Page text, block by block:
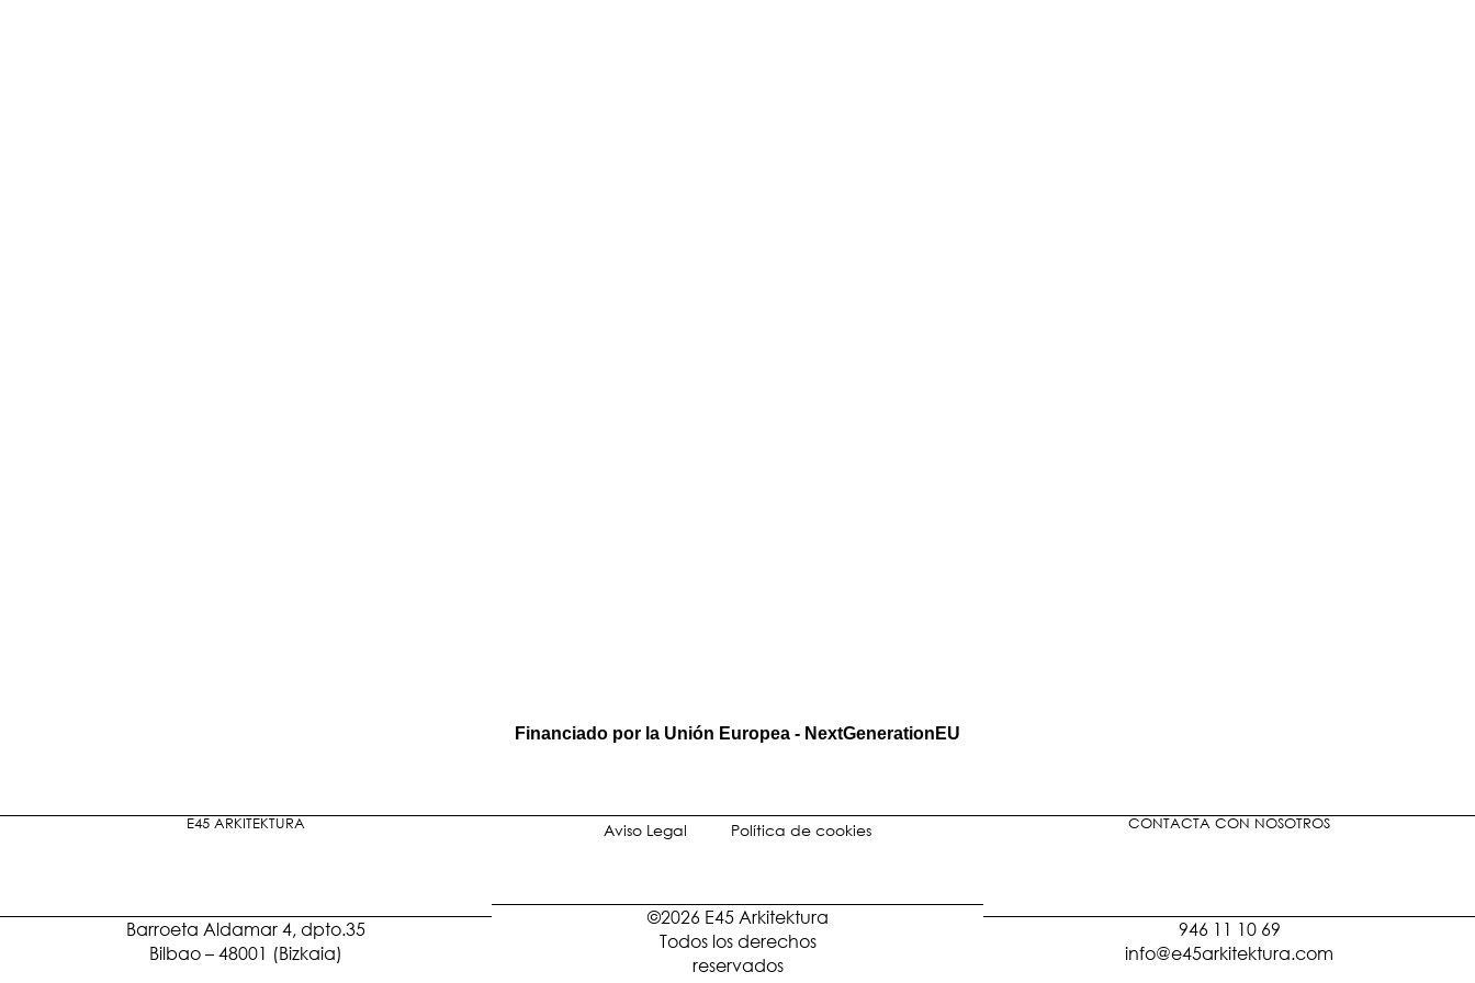
Financiado por la Unión Europea - NextGenerationEU
E45 ARKITEKTURA
Barroeta Aldamar 4, dpto.35
Bilbao – 48001 (Bizkaia)
Aviso Legal Política de cookies
©2026 E45 Arkitektura
Todos los derechos
reservados
CONTACTA CON NOSOTROS
946 11 10 69
info@e45arkitektura.com